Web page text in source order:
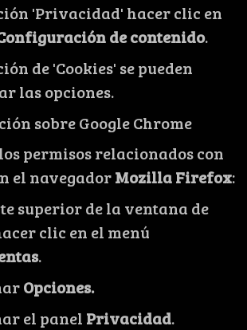
'Privacidad' hacer clic en
de contenido.
de 'Cookies' se pueden
las opciones.
sobre Google Chrome
permisos relacionados con
el navegadorMozilla Firefox:
superior de la ventana de
clic en el menú
.
Opciones.
el panel Privacidad.